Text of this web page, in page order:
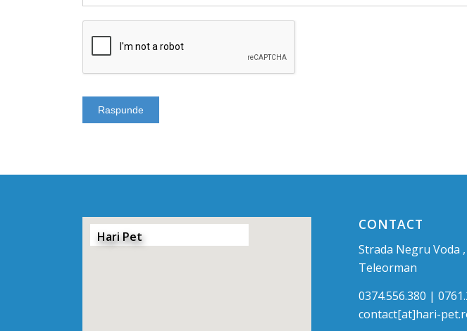
Hari Pet
CONTACT
Strada Negru Voda
Teleorman
0374.556.380 |
contact[at]hari-